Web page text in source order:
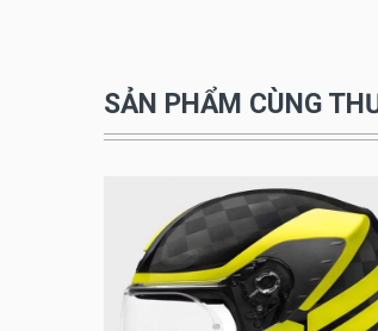
SẢN PHẨM CÙNG